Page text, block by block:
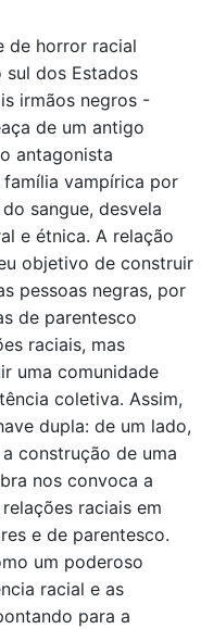
de horror racial
dos Estados
irmãos negros -
de um antigo
antagonista
família vampírica por
sangue, desvela
e étnica. A relação
objetivo de construir
pessoas negras, por
de parentesco
raciais, mas
uma comunidade
coletiva. Assim,
dupla: de um lado,
construção de uma
nos convoca a
raciais em
e de parentesco.
um poderoso
racial e as
para a